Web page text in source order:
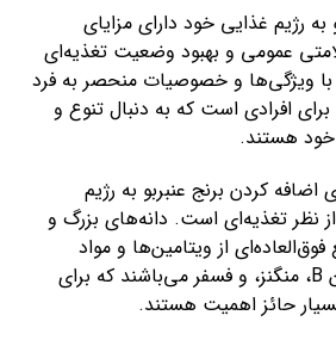
به رژیم غذایی خود دارای مزایای
عمومی و بهبود وضعیت تغذیه‌ای
ویژگی‌ها و خصوصیات منحصر به فرد
افرادی است که به دنبال تنوع و
هستند.
اضافه کردن برنج عنبربو به رژیم
نظر تغذیه‌ای است. دانه‌های بزرگ و
از ویتامین‌ها و مواد
معدنی از جمله ویتامین B، منگنز، و فسفر می‌باشند که برای
حائز اهمیت هستند.